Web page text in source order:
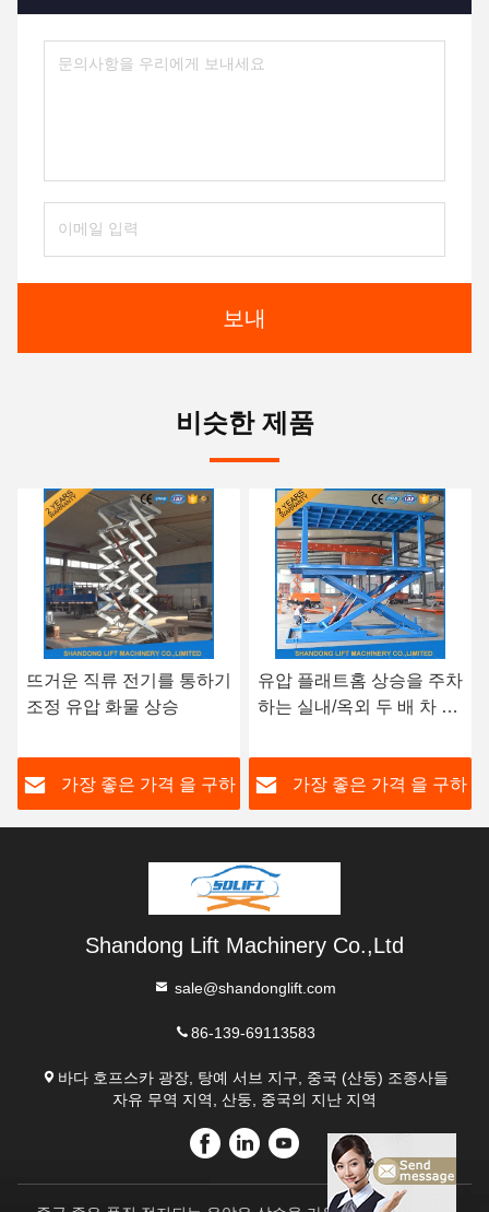
보내
비슷한 제품
유압 플래트홈 상승을 주차
하는 실내/옥외 두 배 차 1
가장 좋은 가격 을 구하
무능한 사람들을 위한 유압
가정 휠체어 플래트홈 상승
가장 좋은 가격 을 구하
Shandong Lift Machinery Co.,Ltd
sale@shandonglift.com
86-139-69113583
바다 호프스카 광장, 탕예 서브 지구, 중국 (산둥) 조종사들
자유 무역 지역, 산둥, 중국의 지난 지역